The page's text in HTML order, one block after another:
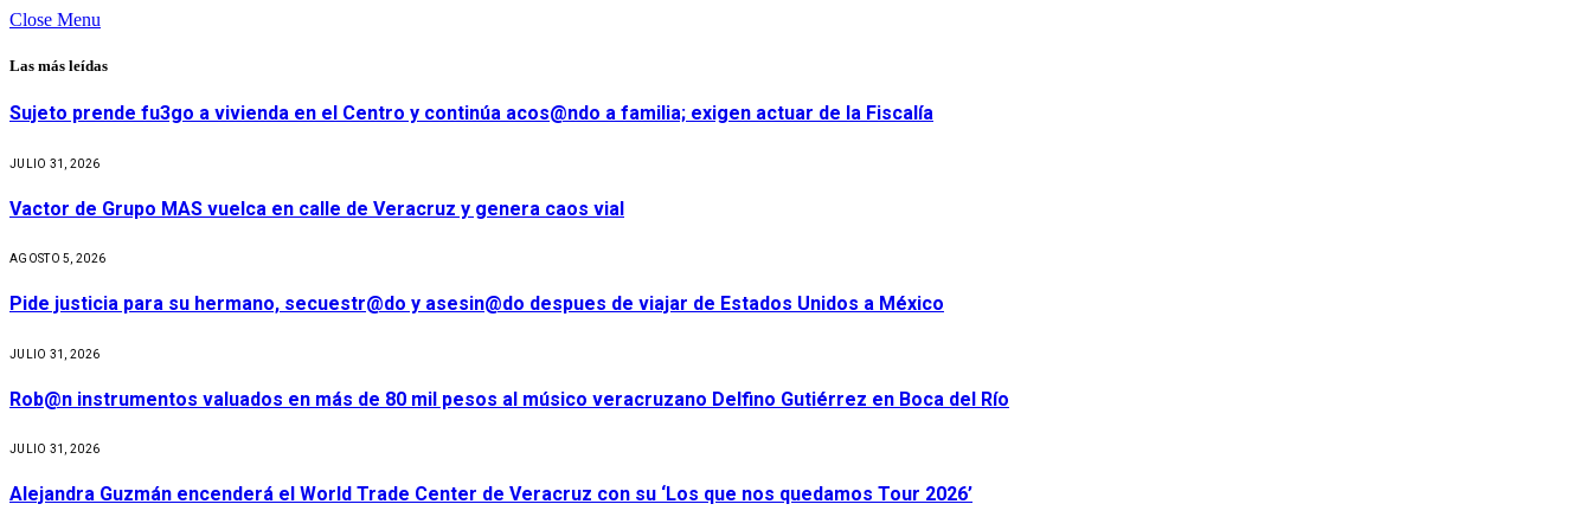
Close Menu
Las más leídas
Sujeto prende fu3go a vivienda en el Centro y continúa acos@ndo a familia; exigen actuar de la Fiscalía
JULIO 31, 2026
Vactor de Grupo MAS vuelca en calle de Veracruz y genera caos vial
AGOSTO 5, 2026
Pide justicia para su hermano, secuestr@do y asesin@do despues de viajar de Estados Unidos a México
JULIO 31, 2026
Rob@n instrumentos valuados en más de 80 mil pesos al músico veracruzano Delfino Gutiérrez en Boca del Río
JULIO 31, 2026
Alejandra Guzmán encenderá el World Trade Center de Veracruz con su ‘Los que nos quedamos Tour 2026’